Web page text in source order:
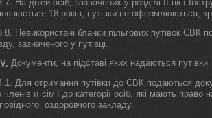
На дітей осіб, зазначених у розділі ІІ цієї
18 років, путівки не оформлюються,
Невикористані бланки пільгових путівок СВК
зазначеного у путівці.
IV. Документи, на підставі яких надаються путівки
Для отримання путівки до СВК подаються
членів її сім’ї до категорії осіб, які мають
оздоровчого закладу.